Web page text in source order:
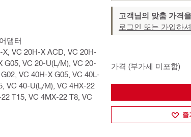
댑터
VC 20H-X ACD, VC 20H-
G05, VC 20-U(L/M), VC 20-
VC 40H-X G05, VC 40L-
VC 40-U(L/M), VC 4HX-22
T15, VC 4MX-22 T8, VC
고객님의 맞춤 가격
로그인 또는 가입하
가격 (부가세 미포함)
즐